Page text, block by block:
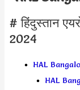
# हिंदुस्तान
2024
HAL
HAL